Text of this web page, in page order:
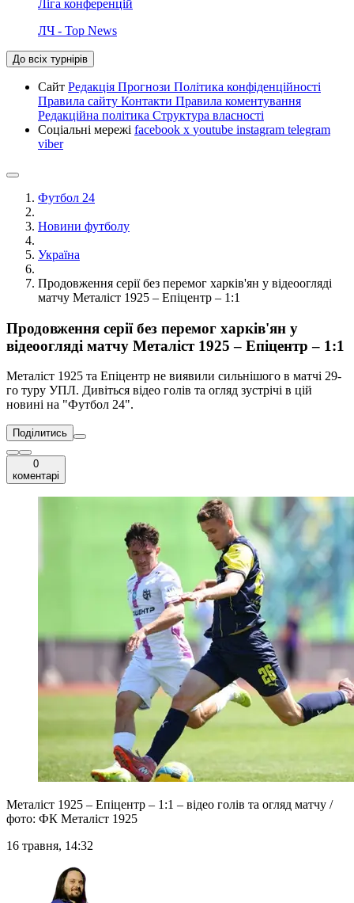
Ліга конференцій
ЛЧ - Top News
До всіх турнірів
Сайт Редакція Прогнози Політика конфіденційності
Правила сайту Контакти Правила коментування
Редакційна політика Структура власності
Соціальні мережі facebook x youtube instagram telegram
viber
Футбол 24
Новини футболу
Україна
Продовження серії без перемог харків'ян у відеоогляді
матчу Металіст 1925 – Епіцентр – 1:1
Продовження серії без перемог харків'ян у
відеоогляді матчу Металіст 1925 – Епіцентр – 1:1
Металіст 1925 та Епіцентр не виявили сильнішого в матчі 29-
го туру УПЛ. Дивіться відео голів та огляд зустрічі в цій
новині на "Футбол 24".
Поділитись
0
коментарі
Металіст 1925 – Епіцентр – 1:1 – відео голів та огляд матчу /
фото: ФК Металіст 1925
16 травня, 14:32